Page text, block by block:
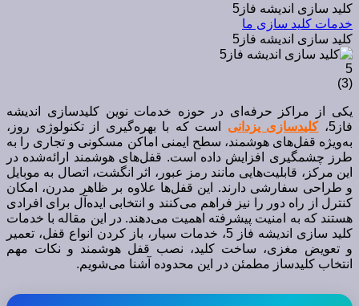
کلید سازی اندیشه فاز5
خدمات کلید سازی ما
کلید سازی اندیشه فاز5
5
(
3
)
یکی از مراکز حرفه‌ای در حوزه خدمات نوین کلیدسازی اندیشه
فاز5،
کلیدسازی یزدانی
است که با بهره‌گیری از تکنولوژی روز،
به‌ویژه قفل‌های هوشمند، سطح ایمنی اماکن مسکونی و تجاری را به
طرز چشمگیری افزایش داده است. قفل‌های هوشمند ارائه‌شده در
این مرکز، قابلیت‌هایی مانند رمز عبور، اثر انگشت، اتصال به موبایل
و طراحی سفارشی دارند. این قفل‌ها علاوه بر ظاهر مدرن، امکان
کنترل از راه دور را نیز فراهم می‌کنند و انتخابی ایده‌آل برای افرادی
هستند که به امنیت پیشرفته اهمیت می‌دهند. در این مقاله با خدمات
کلید سازی اندیشه فاز 5، خدمات سیار، باز کردن انواع قفل، تعمیر
و تعویض مغزی، ساخت کلید، نصب قفل هوشمند و نکات مهم
انتخاب کلیدساز مطمئن در این محدوده آشنا می‌شویم.